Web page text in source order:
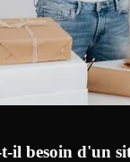
il besoin d'un